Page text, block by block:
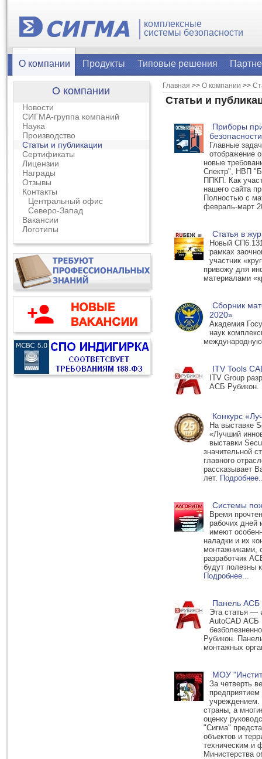
комплексные
системы безопасности
О компании Продукты Типовые решения
О компании
Новости
СИГМА-группа компаний
Наука
Производство
Статьи и публикации
Сертификаты
Лицензии
Награды
Отзывы
Контакты
Центральный офис
Северо-Запад
Вакансии
Логотипы
Главная >> О компании >>
Статьи и
Приборы
Главные
отображение
новые
Спектр", НВП
ППКП. Как
нашего сайта
Полностью с
февраль-март
Статья в
Новый
рамках
участник
привожу для
материалами
Сборник
2020»
Академия
наук
ITV Tools
ITV Group
АСБ Рубикон.
Конкурс
На выставке
«Лучший
выставки
значительной
главного
рассказывает
лет.
Системы
Время
рабочих дней
имеют
наладки и их
монтажниками,
разработчик
будут полезны
Подробнее...
Панель АСБ
Эта статья —
AutoCAD АСБ
Рубикон.
монтажных
МОУ
За четверть
учреждением.
страны, а
оценку
"Сигма"
объектов и
техническим и
Министерства